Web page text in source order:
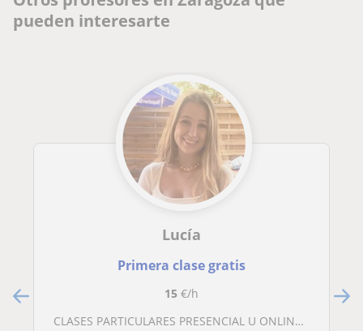
pueden interesarte
Lucía
Primera clase gratis
15€/h
CLASES PARTICULARES PRESENCIAL U ONLINE EN ZARAGOZA PARA PRIMARIA Y ESO